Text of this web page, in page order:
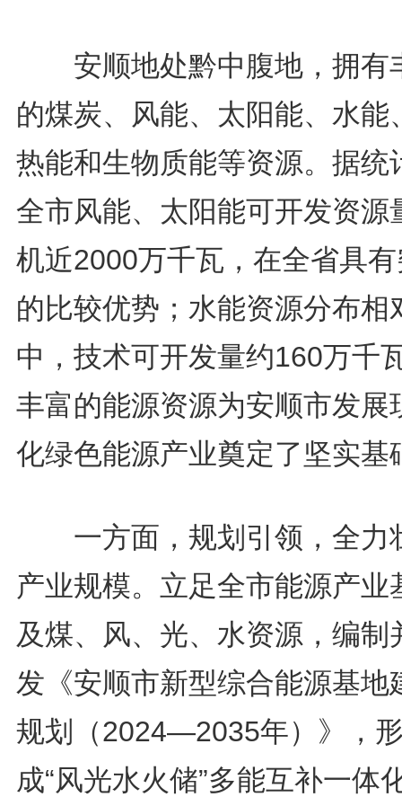
安顺地处黔中腹地，拥有
的煤炭、风能、太阳能、水能
热能和生物质能等资源。据统
全市风能、太阳能可开发资源
机近2000万千瓦，在全省具
的比较优势；水能资源分布相
中，技术可开发量约160万
丰富的能源资源为安顺市发展
化绿色能源产业奠定了坚实基
一方面，规划引领，全力
产业规模。立足全市能源产业
及煤、风、光、水资源，编制
发《安顺市新型综合能源基地
规划（2024—2035年）》，
成“风光水火储”多能互补一体